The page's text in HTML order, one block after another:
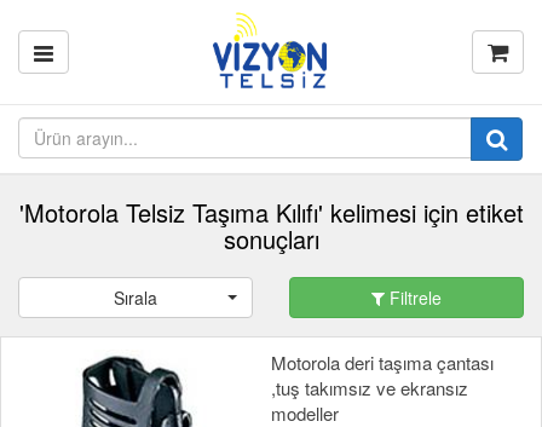
'Motorola Telsiz Taşıma Kılıfı' kelimesi için etiket
sonuçları
Sırala Filtrele
Motorola deri taşıma çantası
,tuş takımsız ve ekransız
modeller